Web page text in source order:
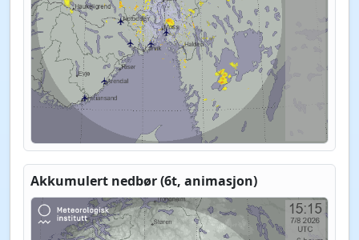
Akkumulert nedbør (6t, animasjon)